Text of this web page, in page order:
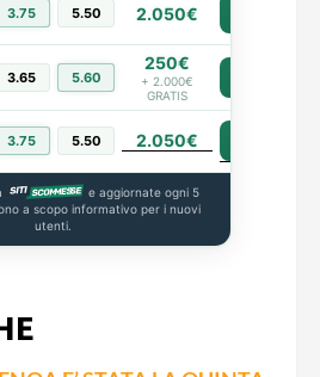
3.75 5.50 2.050€
3.65 5.60
250€
+ 2.000€
GRATIS
3.75 5.50 2.050€
e aggiornate ogni 5
a scopo informativo per i nuovi
utenti.